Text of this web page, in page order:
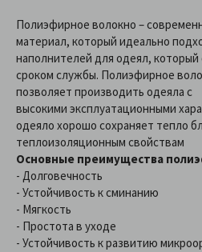
Полиэфирное волокно –
материал, который идеально
наполнителей для одеял,
сроком службы. Полиэфирное
позволяет производить одеяла с
высокими эксплуатационными
одеяло хорошо сохраняет тепло
теплоизоляционным свойствам
Основные преимущества
- Долговечность
- Устойчивость к сминанию
- Мягкость
- Простота в уходе
- Устойчивость к развитию